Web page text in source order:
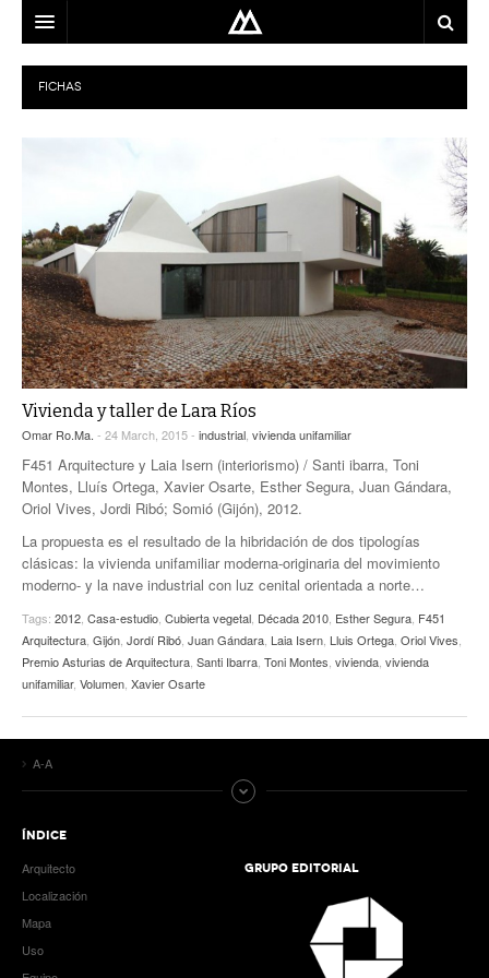
ARQUITECTO
LOCALIZACIÓN
EQUIPO
BLOG
CONTACTO
FICHAS
Vivienda y taller de Lara Ríos
Omar Ro.Ma. - 24 March, 2015 - industrial vivienda unifamiliar
F451 Arquitecture y Laia Isern (interiorismo) / Santi ibarra, Toni
Montes, Lluís Ortega, Xavier Osarte, Esther Segura, Juan Gándara,
Oriol Vives, Jordi Ribó; Somió (Gijón), 2012.
La propuesta es el resultado de la hibridación de dos tipologías
clásicas: la vivienda unifamiliar moderna-originaria del movimiento
moderno- y la nave industrial con luz cenital orientada a norte…
Tags: 2012 Casa-estudio Cubierta vegetal Década 2010 Esther Segura F451
Arquitectura Gijón Jordí Ribó Juan Gándara Laia Isern Lluis Ortega Oriol Vives
Premio Asturias de Arquitectura Santi Ibarra Toni Montes vivienda vivienda
unifamiliar, Volumen Xavier Osarte
A-A
ÍNDICE
Arquitecto
Localización
Mapa
Uso
GRUPO EDITORIAL